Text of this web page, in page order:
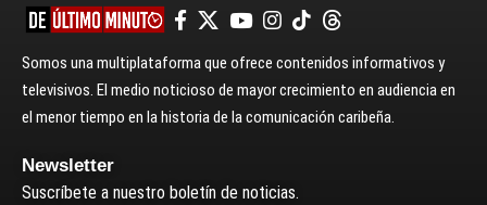
Somos una multiplataforma que ofrece contenidos informativos y
televisivos. El medio noticioso de mayor crecimiento en audiencia en
el menor tiempo en la historia de la comunicación caribeña.
Newsletter
Suscríbete a nuestro boletín de noticias.